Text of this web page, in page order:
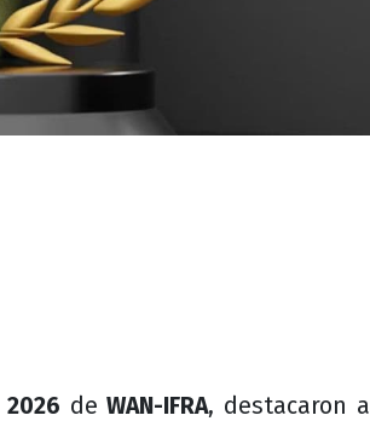
2026 deWAN-IFRA, destacaron a